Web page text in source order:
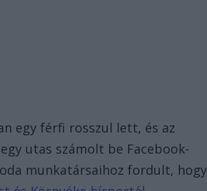
egy férfi rosszul lett, és az
utas számolt be Facebook-
munkatársaihoz fordult, hogy